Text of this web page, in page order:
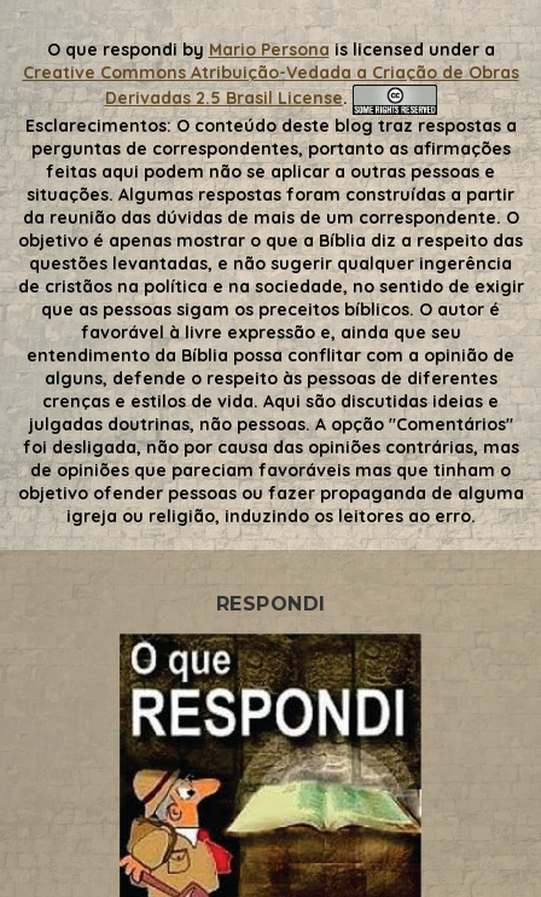
O que respondiby Mario Personais licensed under a
Creative Commons Atribuição-Vedada a Criação de Obras
Derivadas 2.5 Brasil License.
Esclarecimentos:O conteúdo deste blog traz respostas a
perguntas de correspondentes, portanto as afirmações
feitas aqui podem não se aplicar a outras pessoas e
situações. Algumas respostas foram construídas a partir
da reunião das dúvidas de mais de um correspondente. O
objetivo é apenas mostrar o que a Bíblia diz a respeito das
questões levantadas, e não sugerir qualquer ingerência
de cristãos na política e na sociedade, no sentido de exigir
que as pessoas sigam os preceitos bíblicos. O autor é
favorável à livre expressão e, ainda que seu
entendimento da Bíblia possa conflitar com a opinião de
alguns, defende o respeito às pessoas de diferentes
crenças e estilos de vida. Aqui são discutidas ideias e
julgadas doutrinas, não pessoas. A opção "Comentários"
foi desligada, não por causa das opiniões contrárias, mas
de opiniões que pareciam favoráveis mas que tinham o
objetivo ofender pessoas ou fazer propaganda de alguma
igreja ou religião, induzindo os leitores ao erro.
RESPONDI